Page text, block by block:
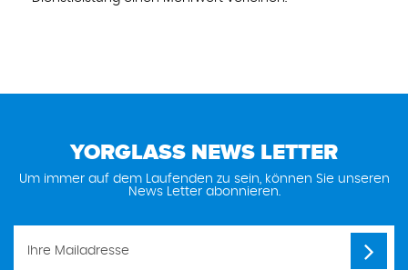
YORGLASS NEWS LETTER
Um immer auf dem Laufenden zu sein, können Sie unseren
News Letter abonnieren.